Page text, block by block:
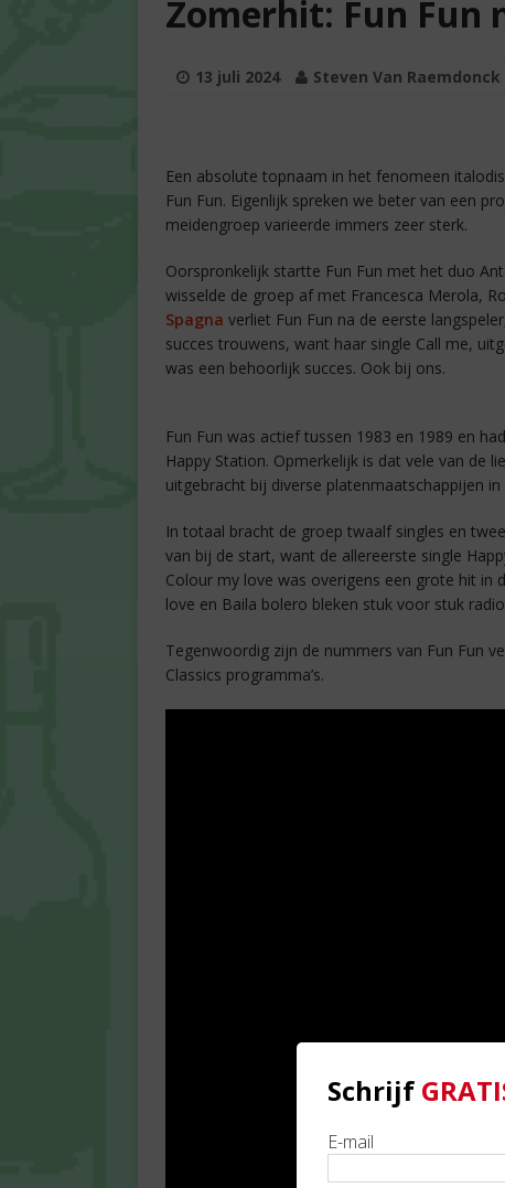
Zomerhit: Fun Fun
13 juli 2024 Steven Van Raemdonck
Een absolute topnaam in het fenomeen
Fun Fun. Eigenlijk spreken we beter van een
meidengroep varieerde immers zeer sterk.
Oorspronkelijk startte Fun Fun met het duo
wisselde de groep af met Francesca Merola,
Spagna verliet Fun Fun na de eerste
succes trouwens, want haar single Call me,
was een behoorlijk succes. Ook bij ons.
Fun Fun was actief tussen 1983 en 1989 en
Happy Station. Opmerkelijk is dat vele van de
uitgebracht bij diverse platenmaatschappijen
In totaal bracht de groep twaalf singles en
van bij de start, want de allereerste single
Colour my love was overigens een grote hit in
love en Baila bolero bleken stuk voor stuk
Tegenwoordig zijn de nummers van Fun Fun
Classics programma’s.
Schrijf
E-mail